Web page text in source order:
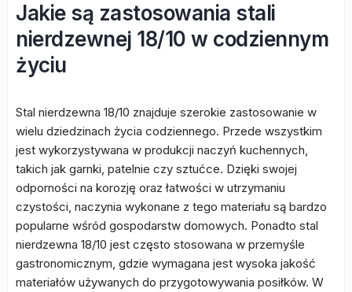
Jakie są zastosowania stali
nierdzewnej 18/10 w codziennym
życiu
Stal nierdzewna 18/10 znajduje szerokie zastosowanie w
wielu dziedzinach życia codziennego. Przede wszystkim
jest wykorzystywana w produkcji naczyń kuchennych,
takich jak garnki, patelnie czy sztućce. Dzięki swojej
odporności na korozję oraz łatwości w utrzymaniu
czystości, naczynia wykonane z tego materiału są bardzo
popularne wśród gospodarstw domowych. Ponadto stal
nierdzewna 18/10 jest często stosowana w przemyśle
gastronomicznym, gdzie wymagana jest wysoka jakość
materiałów używanych do przygotowywania posiłków. W